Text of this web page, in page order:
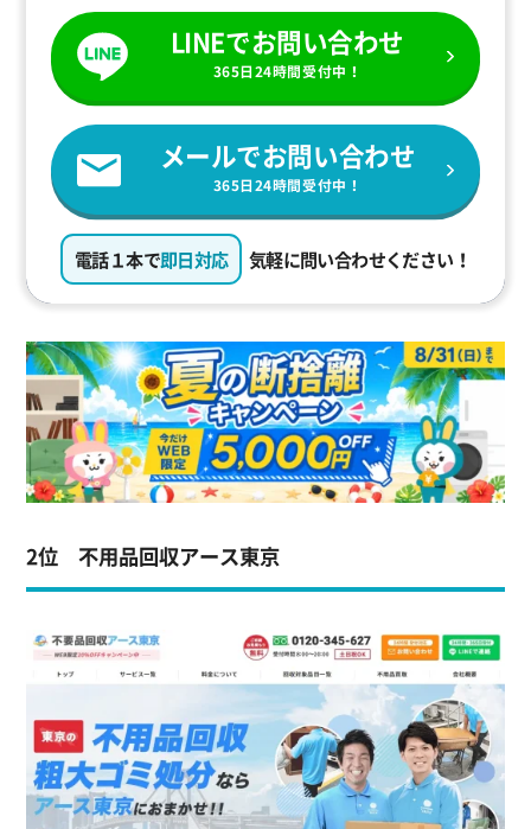
LINEでお問い合わせ
365日24時間受付中！
メールでお問い合わせ
365日24時間受付中！
電話１本で即日対応 気軽に問い合わせください！
2位 不用品回収アース東京